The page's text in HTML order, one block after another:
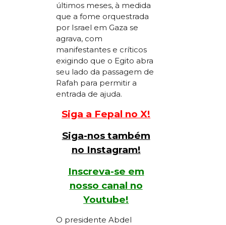
últimos meses, à medida
que a fome orquestrada
por Israel em Gaza se
agrava, com
manifestantes e críticos
exigindo que o Egito abra
seu lado da passagem de
Rafah para permitir a
entrada de ajuda.
Siga a Fepal no X!
Siga-nos também
no Instagram!
Inscreva-se em
nosso canal no
Youtube!
O presidente Abdel